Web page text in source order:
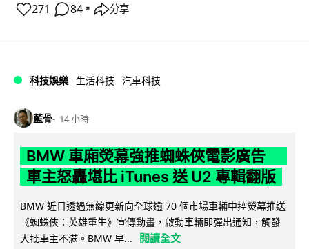
271 84 ↗ 分享
科技娛樂 生活科技 汽車科技
藍骨 14 小時
BMW 車廂熒幕強推蜘蛛俠電影廣告
車主怒轟堪比 iTunes 送 U2 專輯翻版
BMW 近日透過無線更新向全球逾 70 個市場車輛中控熒幕推送
《蜘蛛俠：英雄重生》宣傳動畫，啟動車輛即彈出通知，觸發
大批車主不滿。BMW 早...
閱讀全文